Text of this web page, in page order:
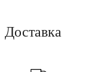
Доставка